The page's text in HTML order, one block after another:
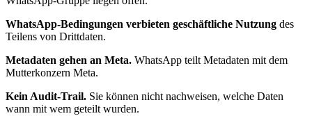
WhatsApp-Bedingungen verbieten geschäftliche Nutzung des
Teilens von Drittdaten.
Metadaten gehen an Meta. WhatsApp teilt Metadaten mit dem
Mutterkonzern Meta.
Kein Audit-Trail. Sie können nicht nachweisen, welche Daten
wann mit wem geteilt wurden.